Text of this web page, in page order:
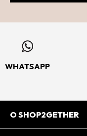
WHATSAPP
O SHOP2GETHER